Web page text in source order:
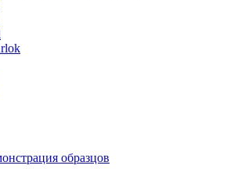
образцов